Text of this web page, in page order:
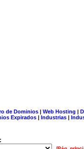
de Dominios| Web Hosting |
Expirados | Industrias |